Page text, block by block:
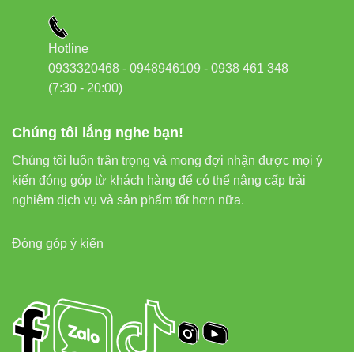
Chúng tôi lắng nghe bạn!
Chúng tôi luôn trân trọng và mong đợi nhận được mọi ý
kiến đóng góp từ khách hàng để có thể nâng cấp trải
nghiệm dịch vụ và sản phẩm tốt hơn nữa.
Đóng góp ý kiến
Hotline
0933320468 - 0948946109 - 0938 461 348
(7:30 - 20:00)